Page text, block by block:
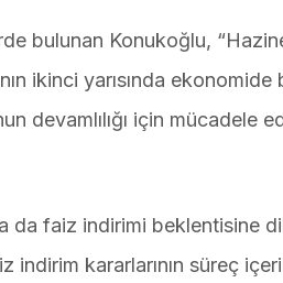
bulunan Konukoğlu,
ikinci yarısında ekonomide
devamlılığı için mücadele
da faiz indirimi beklentisine
kararlarının süreç